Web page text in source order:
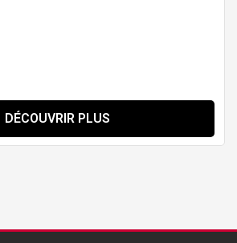
DÉCOUVRIR PLUS